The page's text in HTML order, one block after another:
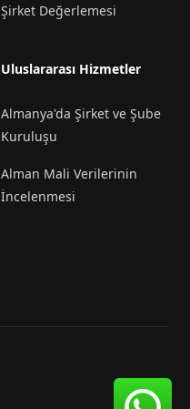
Şirket Değerlemesi
Uluslararası Hizmetler
Almanya'da Şirket ve Şube
Kuruluşu
Alman Mali Verilerinin
İncelenmesi